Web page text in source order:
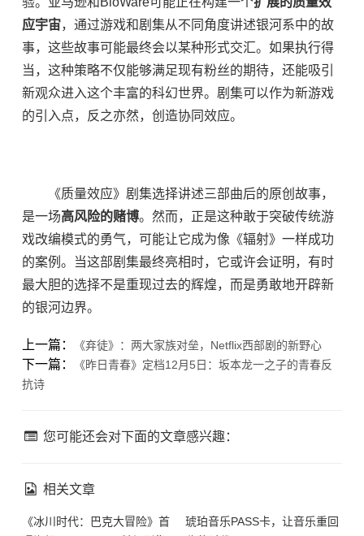
应宇宙，通过游戏和剧集从不同角度讲述银河系中的故
事，这些故事可能最终会以某种形式交汇。如果执行得
当，这种策略不仅能够满足现有粉丝的期待，还能吸引
新观众进入这个丰富的科幻世界。剧集可以作为新游戏
的引入点，反之亦然，创造协同效应。
《质量效应》剧集选择讲述三部曲后的原创故事，
是一场高风险的赌博。然而，正是这种敢于突破传统游
戏改编模式的勇气，可能让它成为像《辐射》一样成功
的案例。当这部剧集最终亮相时，它或许会证明，有时
最大胆的选择不是重现过去的辉煌，而是勇敢地开辟新
的银河边界。
上一篇： 《弃徒》：两大家族对垒，Netflix西部剧的新野心
下一篇：
《昨日青春》定档12月5日：坂本龙一之子的青春反
抗诗
您可能还会对下面的文章感兴趣：
相关文章
《冰川时代：巴克大冒险》首
琥珀音乐PASS卡，让音乐重回